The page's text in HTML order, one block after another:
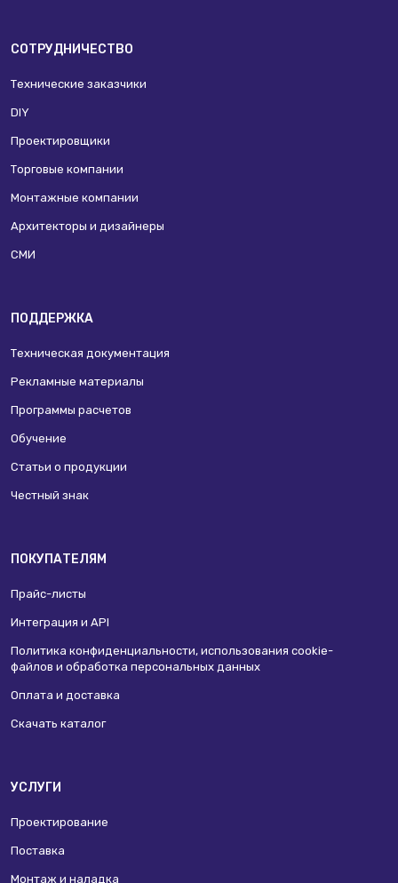
СОТРУДНИЧЕСТВО
Технические заказчики
DIY
Проектировщики
Торговые компании
Монтажные компании
Архитекторы и дизайнеры
СМИ
ПОДДЕРЖКА
Техническая документация
Рекламные материалы
Программы расчетов
Обучение
Статьи о продукции
Честный знак
ПОКУПАТЕЛЯМ
Прайс-листы
Интеграция и API
Политика конфиденциальности, использования сookie-
файлов и обработка персональных данных
Оплата и доставка
Скачать каталог
УСЛУГИ
Проектирование
Поставка
Монтаж и наладка